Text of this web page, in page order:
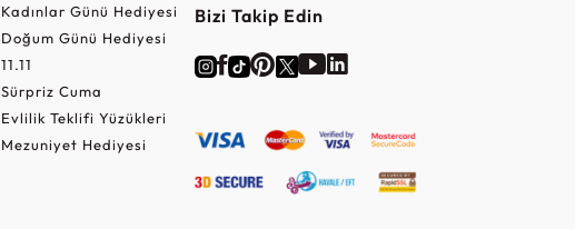
Kadınlar Günü Hediyesi
Doğum Günü Hediyesi
11.11
Sürpriz Cuma
Evlilik Teklifi Yüzükleri
Mezuniyet Hediyesi
Bizi Takip Edin